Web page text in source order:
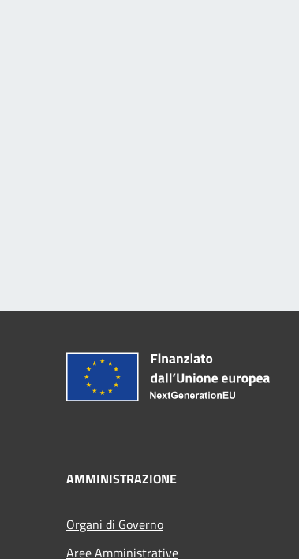
AMMINISTRAZIONE
Organi di Governo
Aree Amministrative